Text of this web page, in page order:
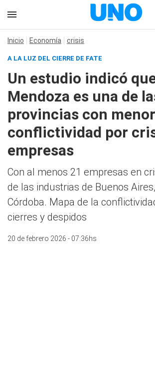
Inicio Economía crisis
A LA LUZ DEL CIERRE DE FATE
Un estudio indicó
Mendoza es una de
provincias con menor
conflictividad por
empresas
Con al menos 21 empresas en
de las industrias de Buenos
Córdoba. Mapa de la
cierres y despidos
20 de febrero 2026 - 07:36hs